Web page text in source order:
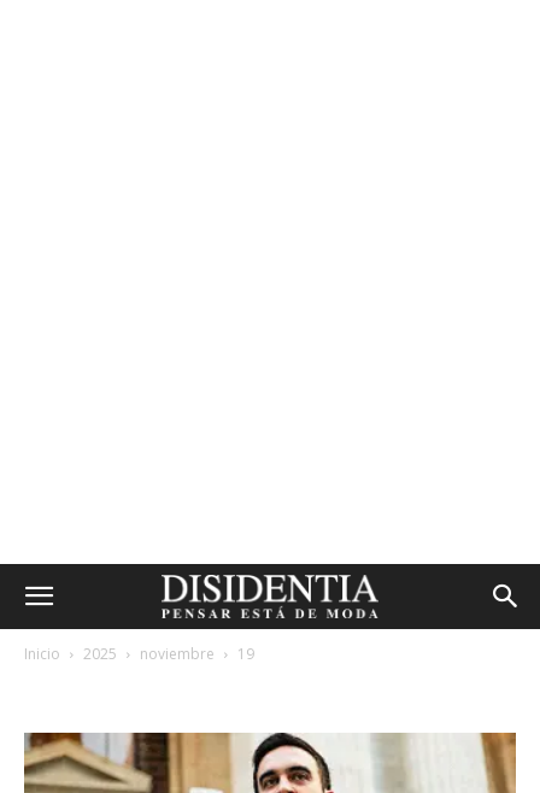
Inicio 2025 noviembre 19